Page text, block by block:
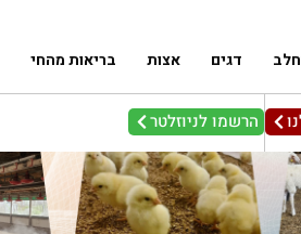
דגים אצות בריאות מהחי
הרשמו לניוזלטר